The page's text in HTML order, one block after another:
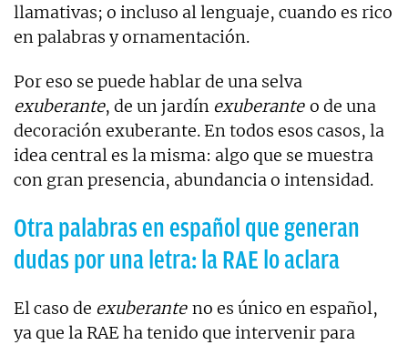
llamativas; o incluso al lenguaje, cuando es rico
en palabras y ornamentación.
Por eso se puede hablar de una selva
exuberante, de un jardín exuberante o de una
decoración exuberante. En todos esos casos, la
idea central es la misma: algo que se muestra
con gran presencia, abundancia o intensidad.
Otra palabras en español que generan
dudas por una letra: la RAE lo aclara
El caso de exuberante no es único en español,
ya que la RAE ha tenido que intervenir para